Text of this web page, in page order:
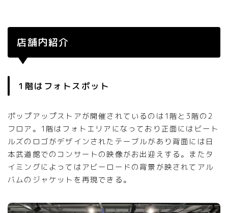
店舗内紹介
1階はフォトスポット
ポップアップストアが開催されているのは1階と3階の2
フロア。1階はフォトエリアになっており正面にはビート
ルズのロゴがデザインされたテーブルがあり背面には日
本武道館でのコンサートの映像がお出迎えする。またタ
イミングによってはアビーロードの背景が映されてアル
バムのジャケットを再現できる。